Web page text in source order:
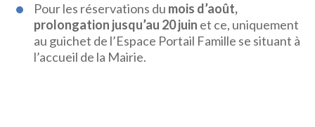
Pour les réservations du mois d’août,
prolongation jusqu’au 20 juin et ce, uniquement
au guichet de l’Espace Portail Famille se situant à
l’accueil de la Mairie.